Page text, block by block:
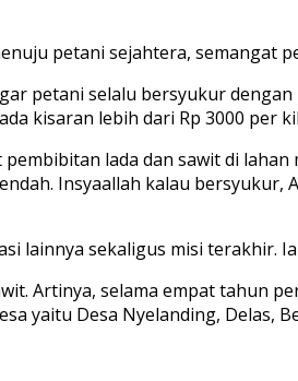
petani sejahtera, semangat
petani selalu bersyukur
kisaran lebih dari Rp 3000 per
lada dan sawit di
Insyaallah kalau bersyukur,
lainnya sekaligus misi terakhir.
Artinya, selama empat tahun
yaitu Desa Nyelanding, Delas,